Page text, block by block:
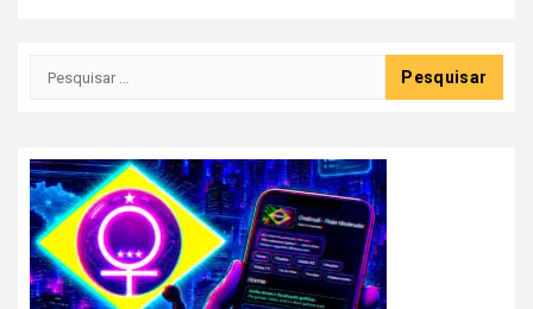
Pesquisar